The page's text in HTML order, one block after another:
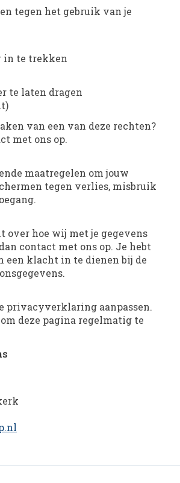
tegen het gebruik van je
in te trekken
te laten dragen
van een van deze rechten?
met ons op.
maatregelen om jouw
tegen verlies, misbruik
over hoe wij met je gegevens
contact met ons op. Je hebt
een klacht in te dienen bij de
privacyverklaring aanpassen.
deze pagina regelmatig te